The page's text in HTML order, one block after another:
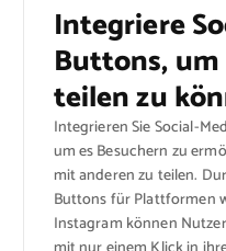
Integriere
Buttons,
teilen zu
Integrieren Sie Social-
um es Besuchern zu
mit anderen zu teilen.
Buttons für Plattformen
Instagram können